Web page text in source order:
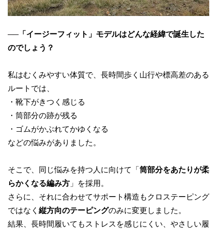
──「イージーフィット」モデルはどんな経緯で誕生した
のでしょう？
私はむくみやすい体質で、長時間歩く山行や標高差のある
ルートでは、
・靴下がきつく感じる
・筒部分の跡が残る
・ゴムがかぶれてかゆくなる
などの悩みがありました。
そこで、同じ悩みを持つ人に向けて「筒部分をあたりが柔
らかくなる編み方 」を採用。
さらに、それに合わせてサポート構造もクロステーピング
ではなく 縦方向のテーピングのみに変更しました。
結果、長時間履いてもストレスを感じにくい、やさしい履